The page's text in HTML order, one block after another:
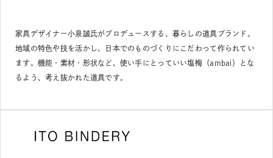
家具デザイナー小泉誠氏がプロデュースする、暮らしの道具ブランド。
地域の特色や技を活かし、日本でのものづくりにこだわって作られてい
ます。機能・素材・形状など、使い手にとっていい塩梅（ambai）とな
るよう、考え抜かれた道具です。